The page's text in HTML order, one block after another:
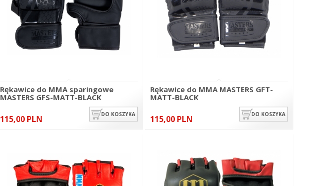
Rękawice do MMA sparingowe
MASTERS GFS-MATT-BLACK
115,00 PLN DO KOSZYKA
Rękawice do MMA MASTERS GFT-
MATT-BLACK
115,00 PLN DO KOSZYKA